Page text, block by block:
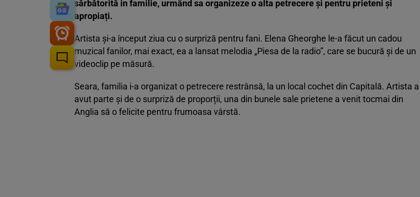
sărbătorită in familie, urmând sa organizeze o alta petrecere și pentru prieteni și
apropiați.
Artista și-a început ziua cu o surpriză pentru fani. Elena Gheorghe le-a făcut un cadou
muzical fanilor, mai exact, ea a lansat melodia „Piesa de la radio”, care se bucură și de un
videoclip pe măsură.
Seara, familia i-a organizat o petrecere restrânsă, la un local cochet din Capitală. Artista a
avut parte și de o surpriză de proporții, una din bunele sale prietene a venit tocmai din
Anglia să o felicite pentru frumoasa vârstă.